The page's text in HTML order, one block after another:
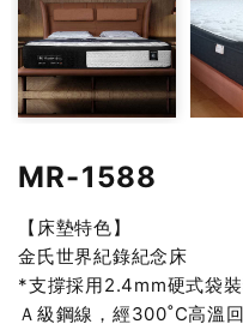
MR-1588
【床墊特色】
金氏世界紀錄紀念床
*支撐採用2.4mm硬式袋
Ａ級鋼線，經300˚C高溫